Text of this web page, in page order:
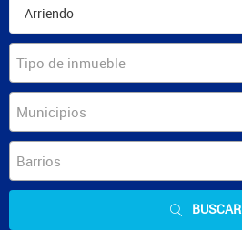
Tipo de inmueble
Municipios
Barrios
BUSCAR